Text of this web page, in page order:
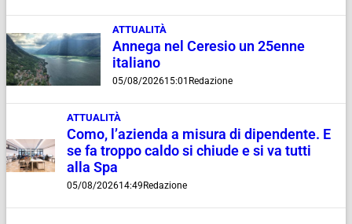
ATTUALITÀ
Annega nel Ceresio un 25enne
italiano
05/08/202615:01 Redazione
ATTUALITÀ
Como, l’azienda a misura di dipendente. E
se fa troppo caldo si chiude e si va tutti
alla Spa
05/08/202614:49 Redazione